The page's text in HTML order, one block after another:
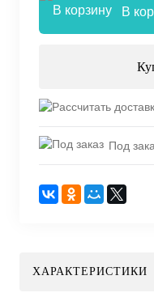
В
Под
ХАРАКТЕРИСТИКИ